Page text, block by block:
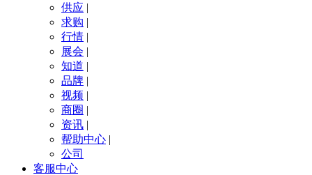
供应 |
求购 |
行情 |
展会 |
知道 |
品牌 |
视频 |
商圈 |
资讯 |
帮助中心 |
公司
客服中心